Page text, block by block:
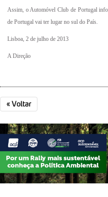
Assim, o Automóvel Club de Portugal
de Portugal vai ter lugar no sul do País.
Lisboa, 2 de julho de 2013
A Direção
« Voltar